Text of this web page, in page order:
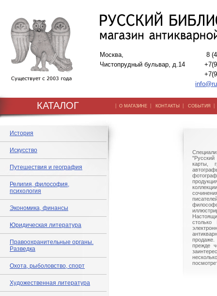
Москва,
Чистопрудный бульвар, д.14
8
КАТАЛОГ | О МАГАЗИНЕ | КОНТАКТЫ | СОБЫТИЯ
История
Искусство
Путешествия и география
Религия, философия,
психология
Экономика, финансы
Юридическая литература
Правоохранительные органы.
Разведка
Охота, рыболовство, спорт
Художественная литература
"Русский
карты,
столько
прежде